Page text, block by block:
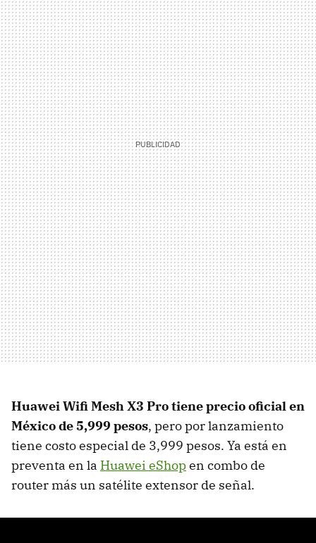
Huawei Wifi Mesh X3 Pro tiene precio oficial en
México de 5,999 pesos, pero por lanzamiento
tiene costo especial de 3,999 pesos. Ya está en
preventa en la Huawei eShopen combo de
router más un satélite extensor de señal.